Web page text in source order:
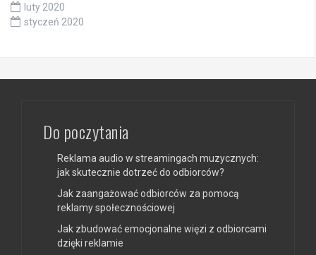
luty 2020
styczeń 2020
Do poczytania
Reklama audio w streamingach muzycznych:
jak skutecznie dotrzeć do odbiorców?
Jak zaangażować odbiorców za pomocą
reklamy społecznościowej
Jak zbudować emocjonalne więzi z odbiorcami
dzięki reklamie